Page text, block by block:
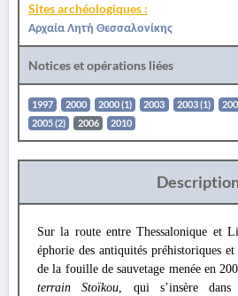
Sites archéologiques :
Αρχαία Λητή Θεσσαλονίκης
Notices et opérations liées
1997 2000 2000 (1) 2003 2003 (1)
2005 (2)
2006 2010
Sur la route entre Thessalonique et
éphorie des antiquités préhistoriques
de la fouille de sauvetage menée en
terrain Stoïkou, qui s’insère